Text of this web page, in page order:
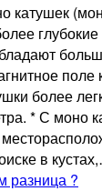
катушек
поле
более
* С моно
в
разница ?